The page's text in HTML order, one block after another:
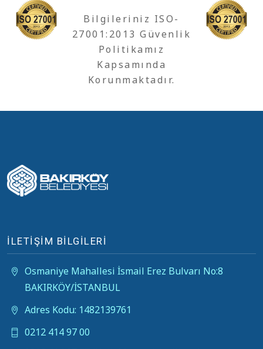
Bilgileriniz ISO-
27001:2013 Güvenlik
Politikamız
Kapsamında
Korunmaktadır.
İLETİŞİM BİLGİLERİ
Osmaniye Mahallesi İsmail Erez Bulvarı No:8
BAKIRKÖY/İSTANBUL
Adres Kodu: 1482139761
0212 414 97 00